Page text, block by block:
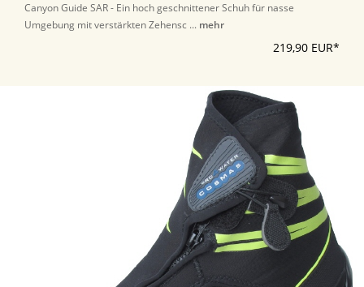
Canyon Guide SAR - Ein hoch geschnittener Schuh für nasse
Umgebung mit verstärkten Zehensc ... mehr
219,90 EUR*